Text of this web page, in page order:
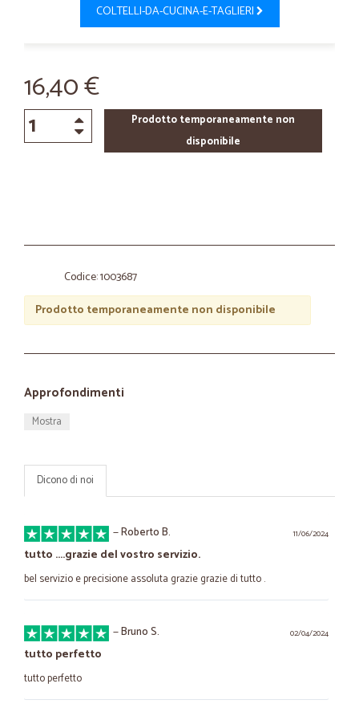
COLTELLI-DA-CUCINA-E-TAGLIERI
16,40 €
Prodotto temporaneamente non
disponibile
Codice: 1003687
Prodotto temporaneamente non disponibile
Approfondimenti
Mostra
Dicono di noi
11/06/2024
—Roberto B.
tutto ....grazie del vostro servizio.
bel servizio e precisione assoluta grazie grazie di tutto .
02/04/2024
—Bruno S.
tutto perfetto
tutto perfetto